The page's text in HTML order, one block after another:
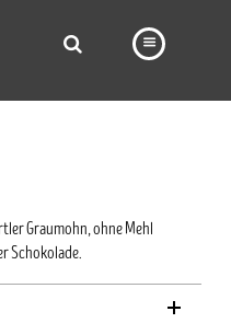
Graumohn, ohne Mehl
Schokolade.